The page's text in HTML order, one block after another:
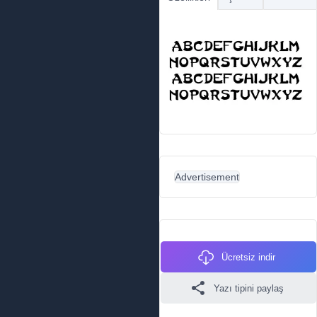
Advertisement
Ücretsiz indir
Yazı tipini paylaş